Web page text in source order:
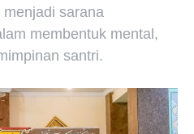
menjadi sarana
membentuk mental,
santri.